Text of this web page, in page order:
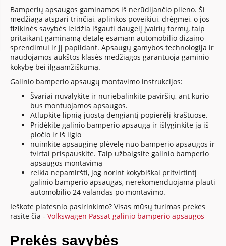
Bamperių apsaugos gaminamos iš nerūdijančio plieno. Ši
medžiaga atspari trinčiai, aplinkos poveikiui, drėgmei, o jos
fizikinės savybės leidžia išgauti daugelį įvairių formų, taip
pritaikant gaminamą detalę esamam automobilio dizaino
sprendimui ir jį papildant. Apsaugų gamybos technologija ir
naudojamos aukštos klasės medžiagos garantuoja gaminio
kokybę bei ilgaamžiškumą.
Galinio bamperio apsaugų montavimo instrukcijos:
Švariai nuvalykite ir nuriebalinkite paviršių, ant kurio
bus montuojamos apsaugos.
Atlupkite lipnią juostą dengiantį popierėlį kraštuose.
Pridėkite galinio bamperio apsaugą ir išlyginkite ją iš
pločio ir iš ilgio
nuimkite apsauginę plėvelę nuo bamperio apsaugos ir
tvirtai prispauskite. Taip užbaigsite galinio bamperio
apsaugos montavimą
reikia nepamiršti, jog norint kokybiškai pritvirtintį
galinio bamperio apsaugas, nerekomenduojama plauti
automobilio 24 valandas po montavimo.
Ieškote platesnio pasirinkimo? Visas mūsų turimas prekes
rasite čia -Volkswagen Passat galinio bamperio apsaugos
Prekės savybės